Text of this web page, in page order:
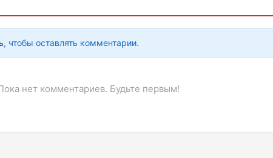
, чтобы оставлять комментарии.
нет комментариев. Будьте первым!